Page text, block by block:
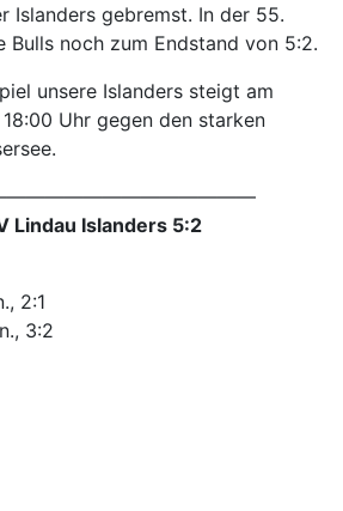
Islanders gebremst. In der 55.
Bulls noch zum Endstand von 5:2.
unsere Islanders steigt am
Uhr gegen den starken
Lindau Islanders 5:2
2:1
3:2